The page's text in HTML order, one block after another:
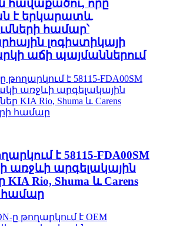
հավաքածու, որը
է երկարատև
համար՝
լոգիստիկայի
աճի պայմաններում
է 58115-FDA00SM
առջևի արգելակային
Rio, Shuma և Carens
համար